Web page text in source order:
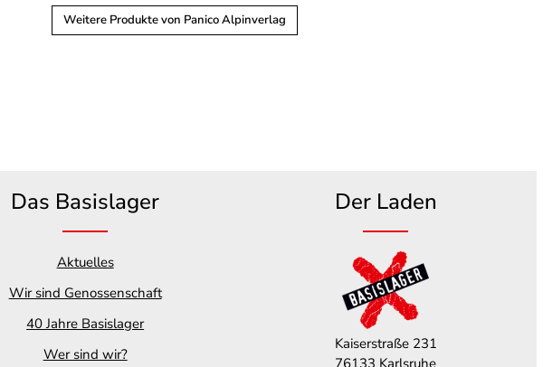
Weitere Produkte von Panico Alpinverlag
Das Basislager
Aktuelles
Wir sind Genossenschaft
40 Jahre Basislager
Wer sind wir?
Der Laden
Kaiserstraße 231
76133 Karlsruhe